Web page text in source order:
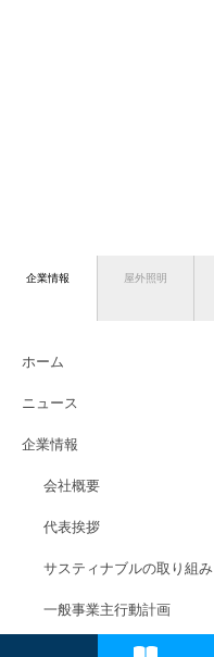
企業情報 屋外照明
ホーム
ニュース
企業情報
会社概要
代表挨拶
サスティナブルの取り組み
一般事業主行動計画